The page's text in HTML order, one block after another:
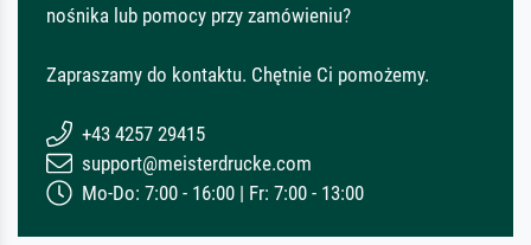
nośnika lub pomocy przy zamówieniu?
Zapraszamy do kontaktu. Chętnie Ci pomożemy.
+43 4257 29415
support@meisterdrucke.com
Mo-Do: 7:00 - 16:00 | Fr: 7:00 - 13:00